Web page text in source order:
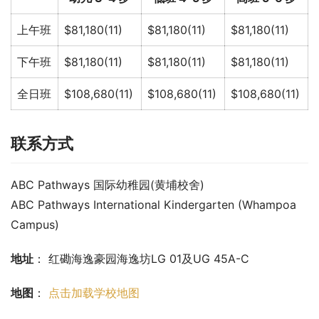
上午班 $81,180(11) $81,180(11) $81,180(11)
下午班 $81,180(11) $81,180(11) $81,180(11)
全日班 $108,680(11) $108,680(11) $108,680(11)
联系方式
ABC Pathways 国际幼稚园(黄埔校舍)
ABC Pathways International Kindergarten (Whampoa
Campus)
地址 ： 红磡海逸豪园海逸坊LG 01及UG 45A-C
地图 ： 点击加载学校地图